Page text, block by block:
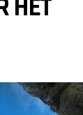
HET